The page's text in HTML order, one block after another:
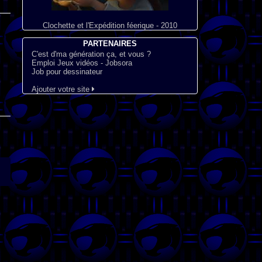
Clochette et l'Expédition féerique - 2010
PARTENAIRES
C'est d'ma génération ça, et vous ?
Emploi Jeux vidéos - Jobsora
Job pour dessinateur
Ajouter votre site